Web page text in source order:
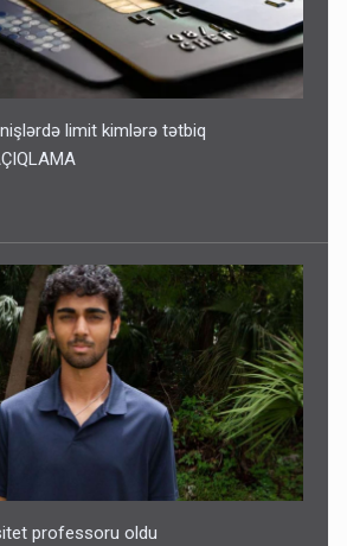
vəsiqəsi ilə gedə biləcəksiniz -
iştirakçısı detalları açıqladı
limit kimlərə tətbiq
professoru oldu